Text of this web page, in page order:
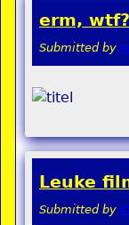
erm, wtf?
Submitted by
Leuke
Submitted by